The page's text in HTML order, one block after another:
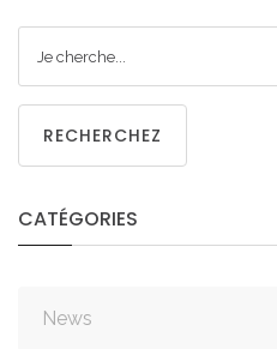
RECHERCHEZ
CATÉGORIES
News